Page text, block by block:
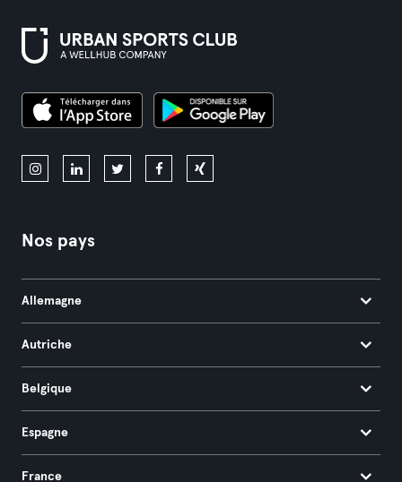
Nos pays
Allemagne
Autriche
Belgique
Espagne
France